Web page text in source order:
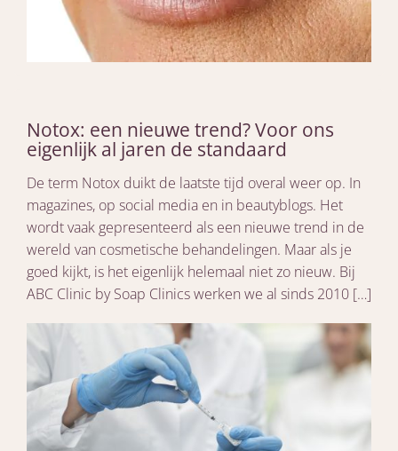
Notox: een nieuwe trend? Voor ons
eigenlijk al jaren de standaard
De term Notox duikt de laatste tijd overal weer op. In
magazines, op social media en in beautyblogs. Het
wordt vaak gepresenteerd als een nieuwe trend in de
wereld van cosmetische behandelingen. Maar als je
goed kijkt, is het eigenlijk helemaal niet zo nieuw. Bij
ABC Clinic by Soap Clinics werken we al sinds 2010 […]